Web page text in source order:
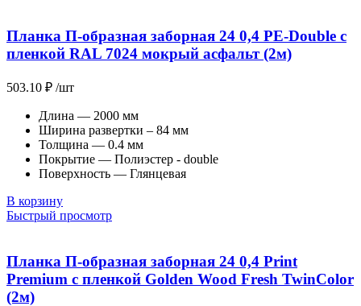
Планка П-образная заборная 24 0,4 PE-Double с
пленкой RAL 7024 мокрый асфальт (2м)
503.10 ₽ /шт
Длина — 2000 мм
Ширина развертки – 84 мм
Толщина — 0.4 мм
Покрытие — Полиэстер - double
Поверхность — Глянцевая
В корзину
Быстрый просмотр
Планка П-образная заборная 24 0,4 Print
Premium с пленкой Golden Wood Fresh TwinColor
(2м)